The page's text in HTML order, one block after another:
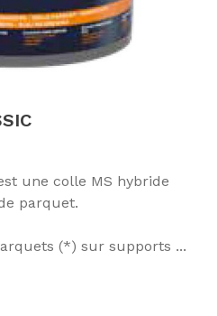
une colle MS hybride
parquet.
(*) sur supports ...